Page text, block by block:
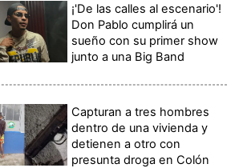
¡'De las calles al escenario'!
Don Pablo cumplirá un
sueño con su primer show
junto a una Big Band
Capturan a tres hombres
dentro de una vivienda y
detienen a otro con
presunta droga en Colón